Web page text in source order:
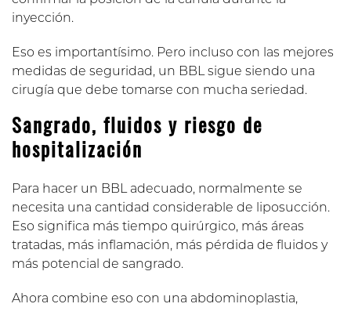
inyección.
Eso es importantísimo. Pero incluso con las mejores
medidas de seguridad, un BBL sigue siendo una
cirugía que debe tomarse con mucha seriedad.
Sangrado, fluidos y riesgo de
hospitalización
Para hacer un BBL adecuado, normalmente se
necesita una cantidad considerable de liposucción.
Eso significa más tiempo quirúrgico, más áreas
tratadas, más inflamación, más pérdida de fluidos y
más potencial de sangrado.
Ahora combine eso con una abdominoplastia,